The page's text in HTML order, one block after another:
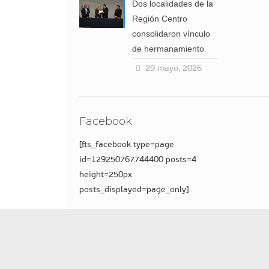
Dos localidades de la
Región Centro
consolidaron vínculo
de hermanamiento
29 mayo, 2026
Facebook
[fts_facebook type=page
id=129250767744400 posts=4
height=250px
posts_displayed=page_only]